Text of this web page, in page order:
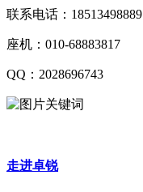
联系电话：18513498889
座机：010-68883817
QQ：2028696743
走进卓锐